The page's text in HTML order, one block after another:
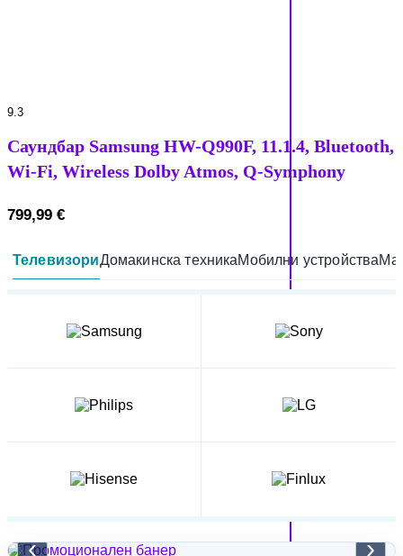
9.3
Саундбар Samsung HW-Q990F, 11.1.4, Bluetooth,
Wi-Fi, Wireless Dolby Atmos, Q-Symphony
799,99 €
ТелевизориДомакинска техникаМобилни устройства
‹ ›